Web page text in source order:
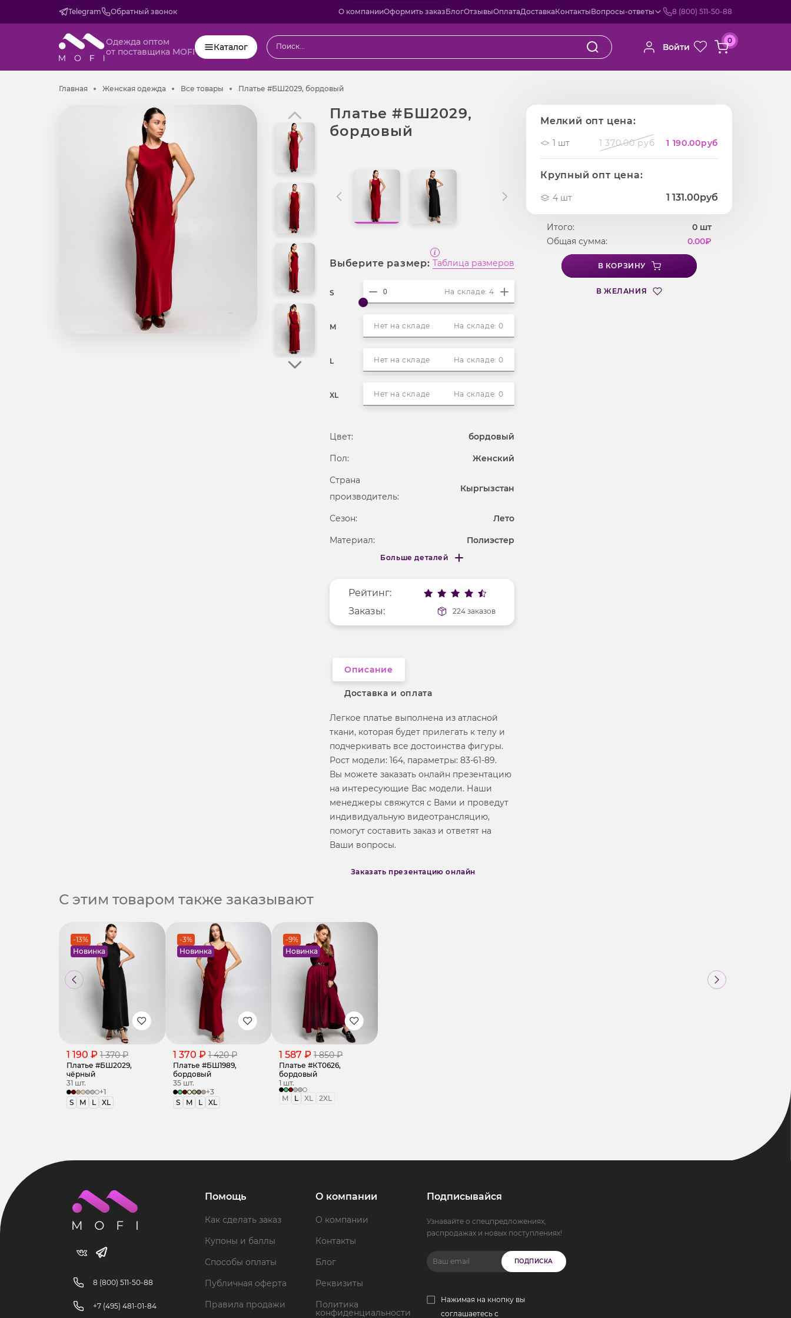
Telegram Обратный звонок О компанииОформить заказБлогОтзывыОплатаДоставкаКонтактыВопросы-ответы 8 (800) 511-50-88
Одежда оптом
от поставщика MOFI
Каталог Войти
0
ГлавнаяГлавнаяЖенская одежда Женская одежда
Все товары Все товары
Платье #БШ2029, бордовыйПлатье #БШ2029, бордовый
Платье #БШ2029,
бордовый
Выберите размер: Таблица размеров
S На складе: 4
M Нет на складе На складе: 0
L Нет на складе На складе: 0
XL Нет на складе На складе: 0
Цвет: бордовый
Пол: Женский
Страна
производитель:
Кыргызстан
Сезон: Лето
Материал:
Полиэстер
удлененный
Фактура материала
Длина рукава без рукавов
Больше деталей
Меньше деталей
Рейтинг:
Заказы:
224 заказов
Описание
Доставка и оплата
Легкое платье выполнена из атласной
ткани, которая будет прилегать к телу и
подчеркивать все достоинства фигуры.
Рост модели: 164, параметры: 83-61-89.
Вы можете заказать онлайн презентацию
на интересующие Вас модели. Наши
менеджеры свяжутся с Вами и проведут
индивидуальную видеотрансляцию,
помогут составить заказ и ответят на
Ваши вопросы.
Заказать презентацию онлайн
Мелкий опт цена:
1 шт 1 370.00 руб 1 190.00руб
Крупный опт цена:
4 шт 1 131.00руб
Итого: 0 шт
Общая сумма:
0.00₽
В КОРЗИНУ
В ЖЕЛАНИЯ
С этим товаром также заказывают
-13%
Новинка
1 190 ₽ 1 370 ₽
Платье #БШ2029,
чёрный
31 шт.
+1
S
M L XL
-3%
Новинка
1 370 ₽ 1 420 ₽
Платье #БШ1989,
бордовый
35 шт.
+3
S
M L XL
-9%
Новинка
1 587 ₽ 1 850 ₽
Платье #КТ0626,
бордовый
1 шт.
M
L XL 2XL
8 (800) 511-50-88
+7 (495) 481-01-84
Помощь
Как сделать заказ
Купоны и баллы
Способы оплаты
Публичная оферта
Правила продажи
О компании
О компании
Контакты
Блог
Реквизиты
Политика
конфиденциальности
Подписывайся
Узнавайте о спецпредложениях,
распродажах и новых поступлениях!
ПОДПИСКА
Нажимая на кнопку вы
соглашаетесь с